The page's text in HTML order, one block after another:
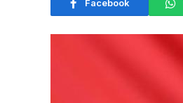
Facebook